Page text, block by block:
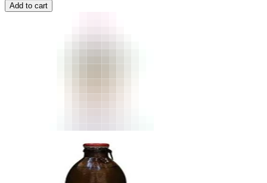
Add to cart